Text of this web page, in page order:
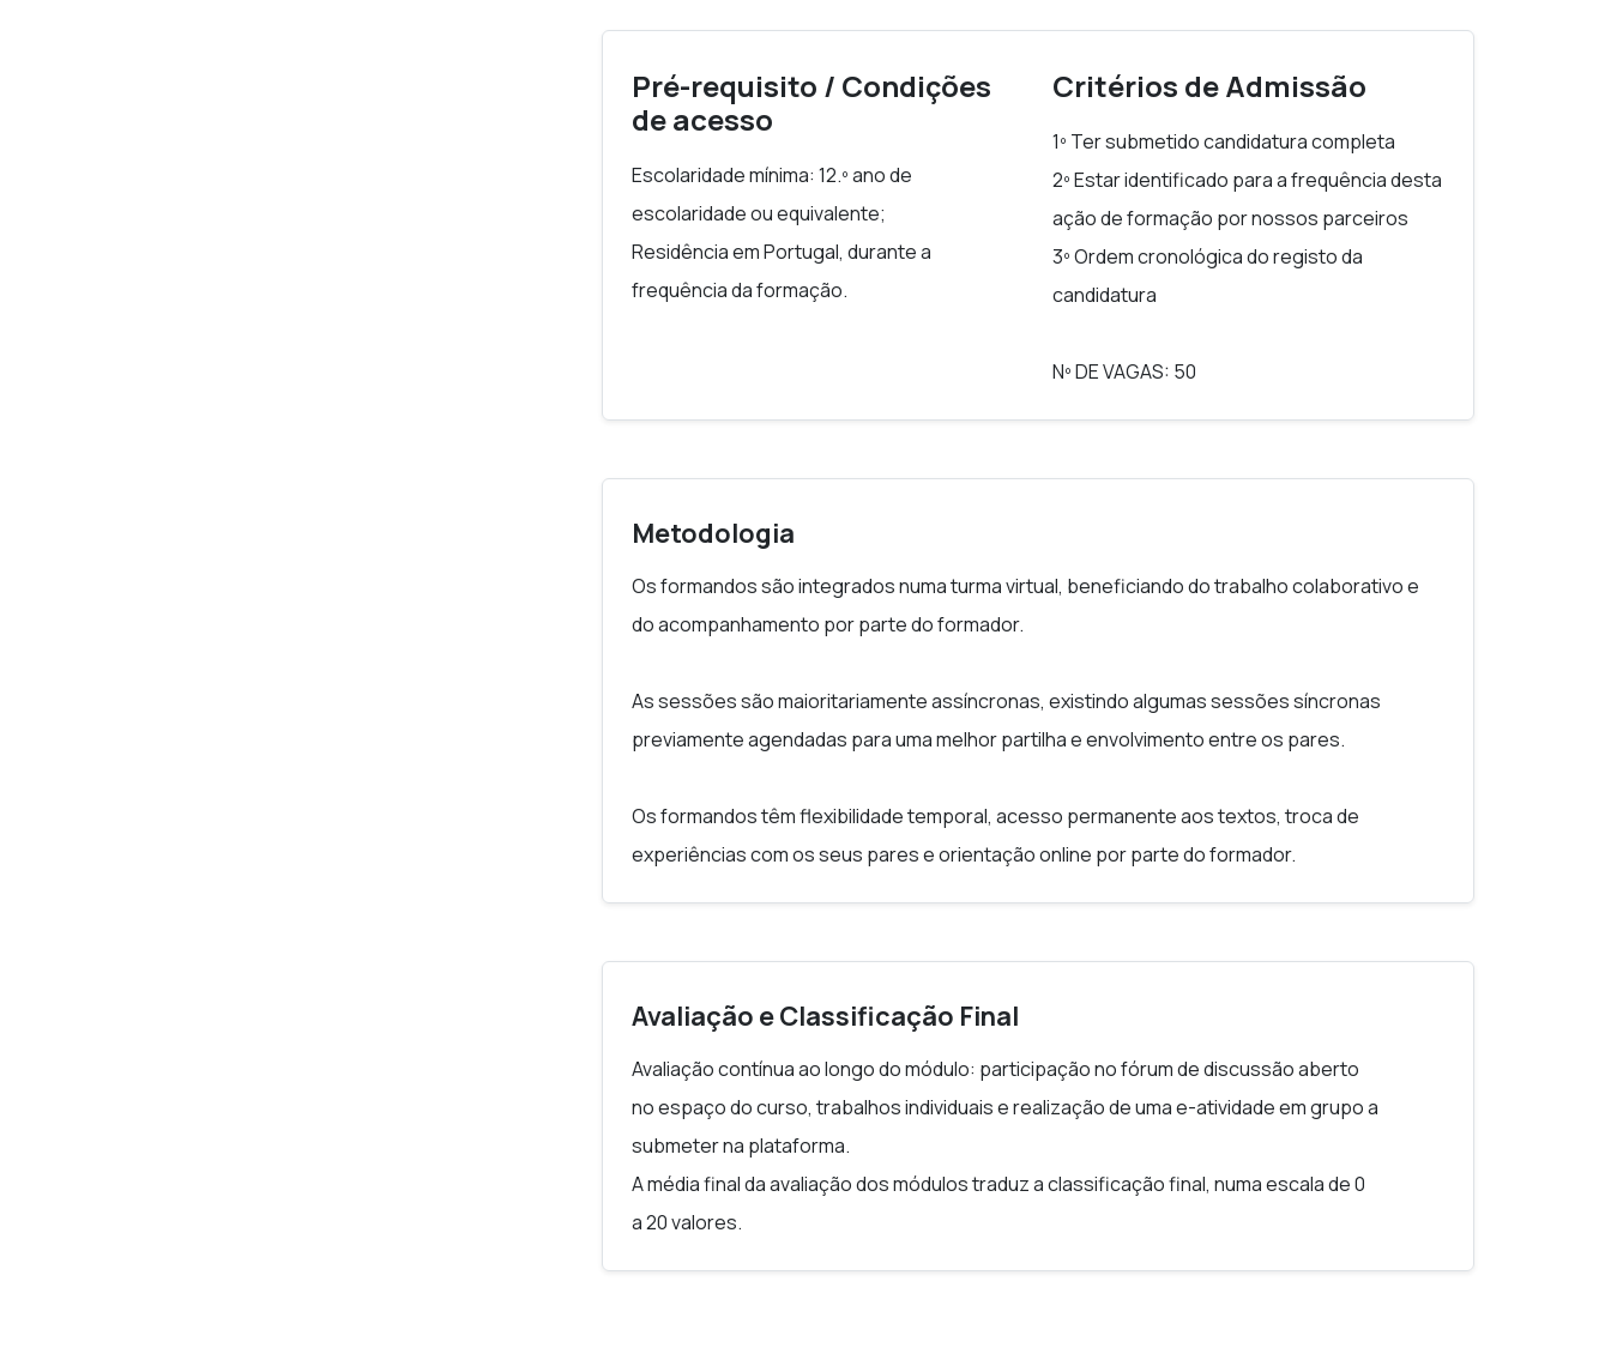
Pré-requisito / Condições
de acesso
Escolaridade mínima: 12.º ano de
escolaridade ou equivalente;
Residência em Portugal, durante a
frequência da formação.
Critérios de Admissão
1º Ter submetido candidatura completa
2º Estar identificado para a frequência desta
ação de formação por nossos parceiros
3º Ordem cronológica do registo da
candidatura
Nº DE VAGAS: 50
Metodologia
Os formandos são integrados numa turma virtual, beneficiando do trabalho colaborativo e
do acompanhamento por parte do formador.
As sessões são maioritariamente assíncronas, existindo algumas sessões síncronas
previamente agendadas para uma melhor partilha e envolvimento entre os pares.
Os formandos têm flexibilidade temporal, acesso permanente aos textos, troca de
experiências com os seus pares e orientação online por parte do formador.
Avaliação e Classificação Final
Avaliação contínua ao longo do módulo: participação no fórum de discussão aberto
no espaço do curso, trabalhos individuais e realização de uma e-atividade em grupo a
submeter na plataforma.
A média final da avaliação dos módulos traduz a classificação final, numa escala de 0
a 20 valores.